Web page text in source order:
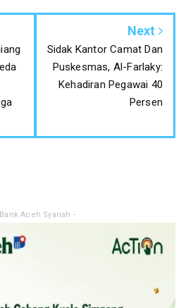
Next
Sidak Kantor Camat Dan
Puskesmas, Al-Farlaky:
Kehadiran Pegawai 40
Persen
Aceh Syariah -